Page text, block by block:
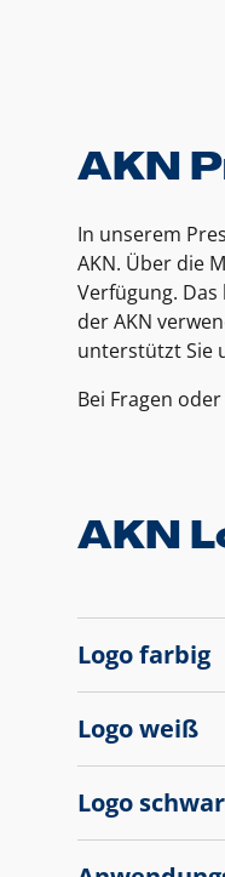
AKN
In unserem
AKN. Über die
Verfügung.
der AKN
unterstützt Sie
Bei Fragen
AKN
Logo farbig
Logo weiß
Logo